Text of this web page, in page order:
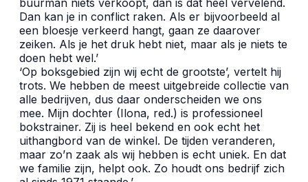
Dan kan je in conflict raken. Als er bijvoorbeeld al
een bloesje verkeerd hangt, gaan ze daarover
zeiken. Als je het druk hebt niet, maar als je niets te
doen hebt wel.’
‘Op boksgebied zijn wij echt de grootste’, vertelt hij
trots. We hebben de meest uitgebreide collectie van
alle bedrijven, dus daar onderscheiden we ons
mee. Mijn dochter (Ilona, red.) is professioneel
bokstrainer. Zij is heel bekend en ook echt het
uithangbord van de winkel. De tijden veranderen,
maar zo’n zaak als wij hebben is echt uniek. En dat
we familie zijn, helpt ook. Zo houdt ons bedrijf zich